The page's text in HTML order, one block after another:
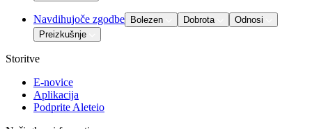
Navdihujoče zgodbe Bolezen Dobrota
Odnosi
Preizkušnje
Storitve
E-novice
Aplikacija
Podprite Aleteio